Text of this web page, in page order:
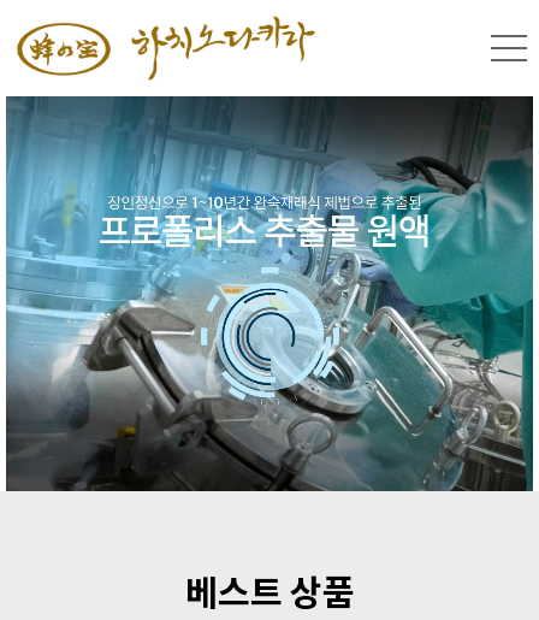
베스트 상품